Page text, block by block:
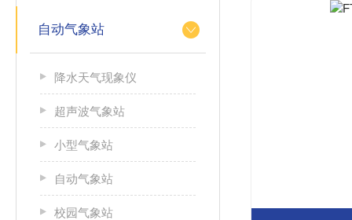
自动气象站
降水天气现象仪
超声波气象站
小型气象站
自动气象站
校园气象站